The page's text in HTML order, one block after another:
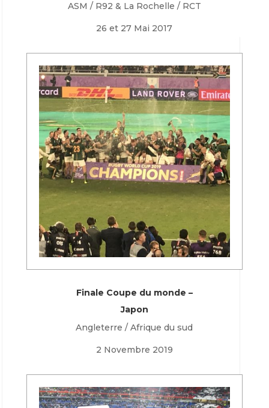
ASM / R92 & La Rochelle / RCT
26 et 27 Mai 2017
Finale Coupe du monde –
Japon
Angleterre / Afrique du sud
2 Novembre 2019